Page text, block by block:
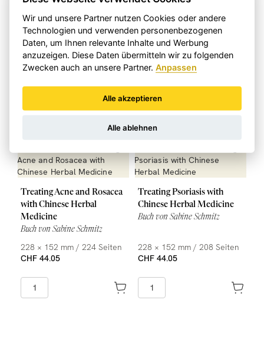
Fenchelsamen, getrocknet,
Beutel à 100g
Foeniculi Fructus, Xiao Hui
Xiang
100g
Kurkuma/Gelbwurz,
getrocknet, 200g
Curcumae longae Rhizoma,
Jiang Huang
200g
CHF 19.00
Treating Acne and Rosacea
with Chinese Herbal
Medicine
Buch von Sabine Schmitz
228 × 152 mm / 224 Seiten
CHF 44.05
Treating Psoriasis with
Chinese Herbal Medicine
Buch von Sabine Schmitz
228 × 152 mm / 208 Seiten
CHF 44.05
Wir und unsere Partner nutzen Cookies oder andere
Technologien und verwenden personenbezogenen
Daten, um Ihnen relevante Inhalte und Werbung
anzuzeigen. Diese Daten übermitteln wir zu folgenden
Zwecken auch an unsere Partner. Anpassen
Alle akzeptieren
Alle ablehnen